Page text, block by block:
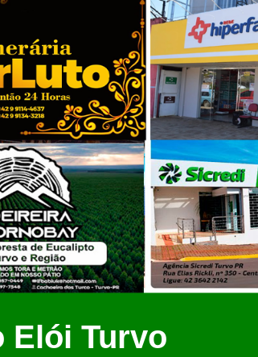
Elói Turvo